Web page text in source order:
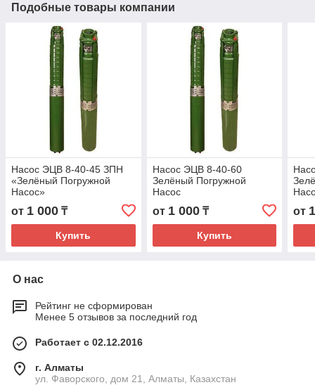
Подобные товары компании
Насос ЭЦВ 8-40-45 ЗПН
«Зелёный Погружной
Насос»
от 1 000 ₸
Купить
Насос ЭЦВ 8-40-60
Зелёный Погружной
Насос
от 1 000₸
Купить
от
О нас
Рейтинг не сформирован
Менее 5 отзывов за последний год
Работает с 02.12.2016
г. Алматы
ул. Фаворского, дом 21, Алматы, Казахстан